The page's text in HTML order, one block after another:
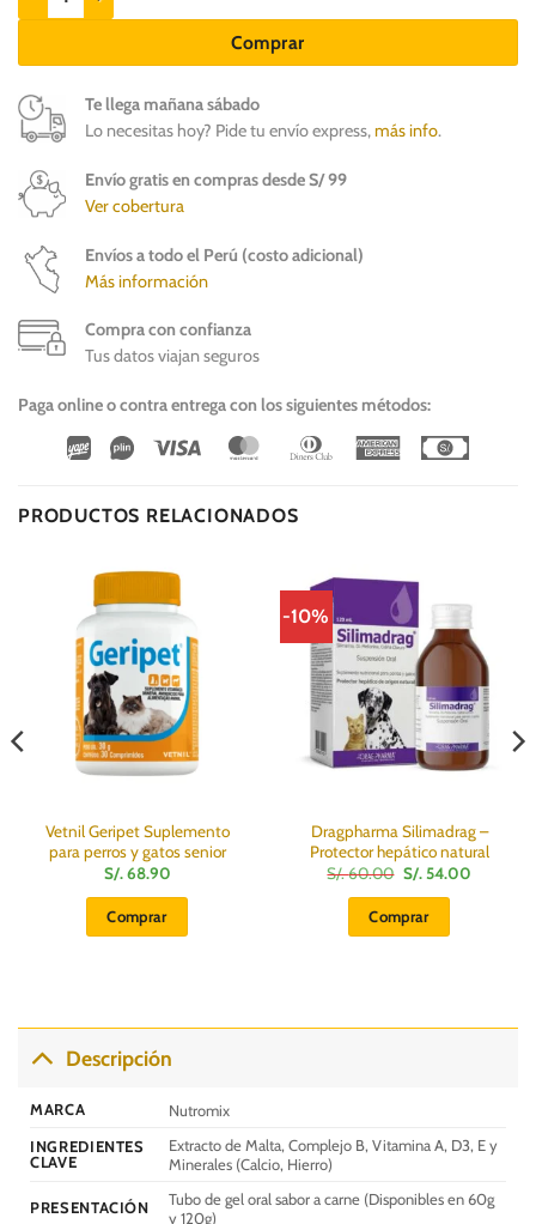
Comprar
Te llega mañana sábado
Lo necesitas hoy? Pide tu envío express,más info.
Envío gratis en compras desde S/ 99
Ver cobertura
Envíos a todo el Perú (costo adicional)
Más información
Compra con confianza
Tus datos viajan seguros
Paga online o contra entrega con los siguientes métodos:
Wirecard
Vipps Visa MasterCardDinners
American
PRODUCTOS RELACIONADOS
Vetnil Geripet Suplemento
para perros y gatos senior
S/.68.90
Comprar
-10%
Dragpharma Silimadrag –
Protector hepático natural
S/.60.00 El
precio
original
era:
S/.
S/.54.00El
Comprar
Descripción
MARCA
Nutromix
INGREDIENTES
CLAVE
Extracto de Malta, Complejo B, Vitamina A, D3, E y
Minerales (Calcio, Hierro)
PRESENTACIÓN
Tubo de gel oral sabor a carne (Disponibles en 60g
y 120g)